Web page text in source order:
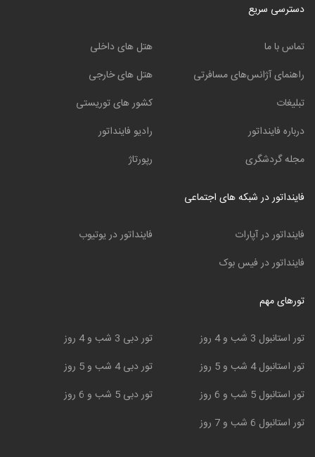
دسترسی سریع
تماس با ما
راهنمای آژانس‌های مسافرتی
تبلیغات
درباره فاینداتور
مجله گردشگری
هتل های داخلی
هتل های خارجی
کشور های توریستی
رادیو فاینداتور
رپورتاژ
فاینداتور در شبکه های اجتماعی
فاینداتور در آپارات
فاینداتور در فیس بوک
فاینداتور در یوتیوب
تورهای مهم
تور استانبول 3 شب و 4 روز
تور استانبول 4 شب و 5 روز
تور استانبول 5 شب و 6 روز
تور استانبول 6 شب و 7 روز
تور دبی 3 شب و 4 روز
تور دبی 4 شب و 5 روز
تور دبی 5 شب و 6 روز